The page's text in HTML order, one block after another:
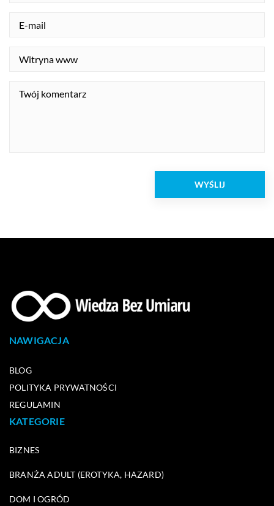
NAWIGACJA
BLOG
POLITYKA PRYWATNOŚCI
REGULAMIN
KATEGORIE
BIZNES
BRANŻA ADULT (EROTYKA, HAZARD)
DOM I OGRÓD